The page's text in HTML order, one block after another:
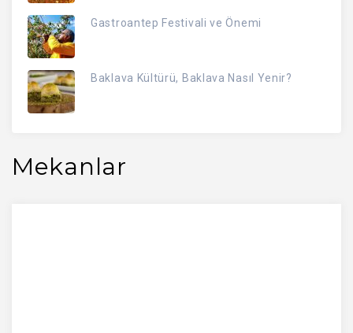
Gastroantep Festivali ve Önemi
Baklava Kültürü, Baklava Nasıl Yenir?
Mekanlar